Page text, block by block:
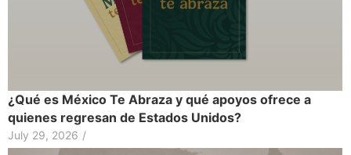
¿Qué es México Te Abraza y qué apoyos ofrece a
quienes regresan de Estados Unidos?
July 29, 2026 /